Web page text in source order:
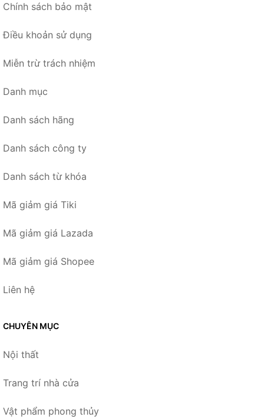
Chính sách bảo mật
Điều khoản sử dụng
Miễn trừ trách nhiệm
Danh mục
Danh sách hãng
Danh sách công ty
Danh sách từ khóa
Mã giảm giá Tiki
Mã giảm giá Lazada
Mã giảm giá Shopee
Liên hệ
CHUYÊN MỤC
Nội thất
Trang trí nhà cửa
Vật phẩm phong thủy